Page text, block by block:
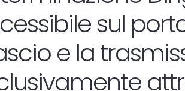
sul
e la